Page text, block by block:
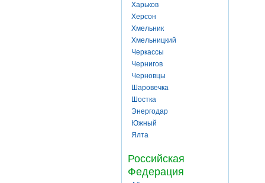
Харьков
Херсон
Хмельник
Хмельницкий
Черкассы
Чернигов
Черновцы
Шаровечка
Шостка
Энергодар
Южный
Ялта
Российская
Федерация